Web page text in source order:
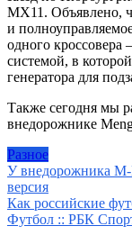
MX11. Объявлено,
и
одного
системой, в
генератора для
Также сегодня мы
внедорожнике
Разное
Навигация
по
записям
У внедорожника M-
версия
Как российские
Футбол :: РБК